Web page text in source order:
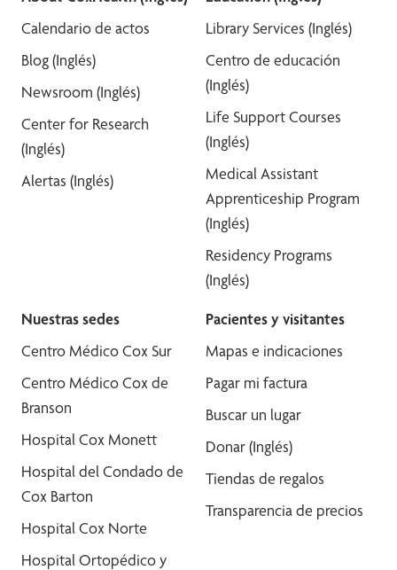
Calendario de actos
Blog (Inglés)
Newsroom (Inglés)
Center for Research
(Inglés)
Alertas (Inglés)
Library Services (Inglés)
Centro de educación
(Inglés)
Life Support Courses
(Inglés)
Medical Assistant
Apprenticeship Program
(Inglés)
Residency Programs
(Inglés)
Nuestras sedes
Centro Médico Cox Sur
Centro Médico Cox de
Branson
Hospital Cox Monett
Hospital del Condado de
Cox Barton
Hospital Cox Norte
Hospital Ortopédico y
Pacientes y visitantes
Mapas e indicaciones
Pagar mi factura
Buscar un lugar
Donar (Inglés)
Tiendas de regalos
Transparencia de precios